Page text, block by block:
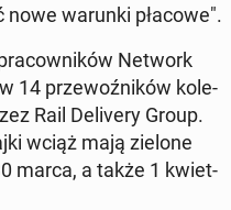
warunki płacowe".
Network
14 prze­woź­ni­ków ko­le­
Rail De­li­ve­ry Group.
wciąż mają zielone
marca, a także 1 kwiet­